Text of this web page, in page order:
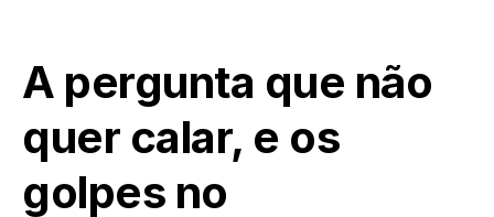
A pergunta que não
quer calar, e os
golpes no